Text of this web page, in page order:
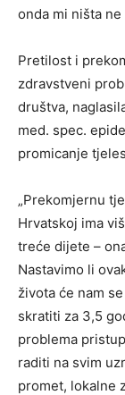
onda mi ništa ne
Pretilost i
zdravstveni
društva,
med. spec.
promicanje
„Prekomjernu
Hrvatskoj ima
treće dijete –
Nastavimo li
života će nam
skratiti za 3,5
problema
raditi na svim
promet, lokalne